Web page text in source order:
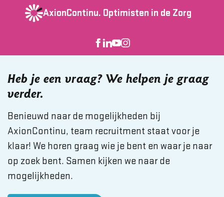
AxionContinu. Optimisten in de Zorg
Heb je een vraag? We helpen je graag
verder.
Benieuwd naar de mogelijkheden bij
AxionContinu, team recruitment staat voor je
klaar! We horen graag wie je bent en waar je naar
op zoek bent. Samen kijken we naar de
mogelijkheden.